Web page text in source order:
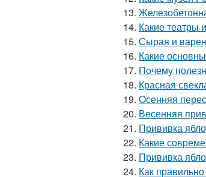
13.
14. Какие театры
15. Сырая и
16. Какие
17. Почему
18. Красная
19. Осенняя
20. Весенняя
21. Прививка
22. Какие
23. Прививка
24. Как